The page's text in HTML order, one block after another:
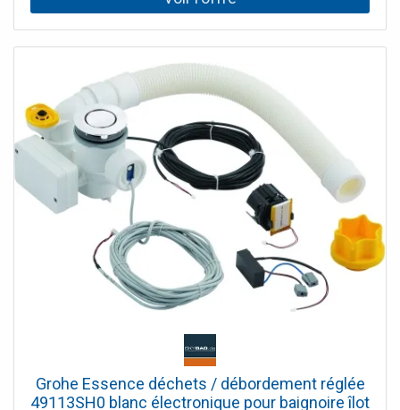
Grohe Essence déchets / débordement réglée
49113SH0 blanc électronique pour baignoire îlot